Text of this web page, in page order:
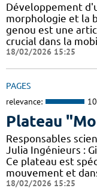
Développement
morphologie et la
genou est une
crucial dans la
18/02/2026 15:25
PAGES
relevance:
Plateau
Responsables
Julia Ingénieurs :
Ce plateau est
mouvement et
18/02/2026 15:25